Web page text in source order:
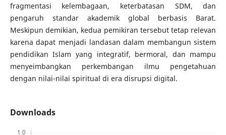
fragmentasi kelembagaan, keterbatasan SDM, dan
pengaruh standar akademik global berbasis Barat.
Meskipun demikian, kedua pemikiran tersebut tetap relevan
karena dapat menjadi landasan dalam membangun sistem
pendidikan Islam yang integratif, bermoral, dan mampu
menyeimbangkan perkembangan ilmu pengetahuan
dengan nilai-nilai spiritual di era disrupsi digital.
Downloads